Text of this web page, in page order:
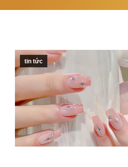
tin tức